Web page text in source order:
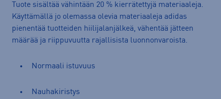
Tuote sisältää vähintään 20 % kierrätettyjä materiaaleja.
Käyttämällä jo olemassa olevia materiaaleja adidas
pienentää tuotteiden hiilijalanjälkeä, vähentää jätteen
määrää ja riippuvuutta rajallisista luonnonvaroista.
Normaali istuvuus
Nauhakiristys